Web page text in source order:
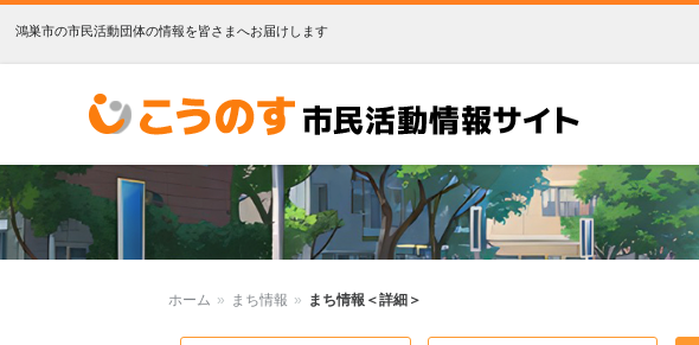
鴻巣市の市民活動団体の情報を皆さまへお届けします
こうのす市民活動情報サイト
ホーム » まち情報 » まち情報＜詳細＞